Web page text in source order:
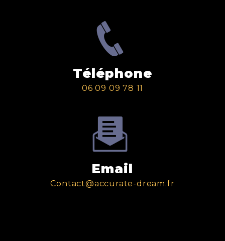
Téléphone
06 09 09 78 11
Email
contact@accurate-dream.fr